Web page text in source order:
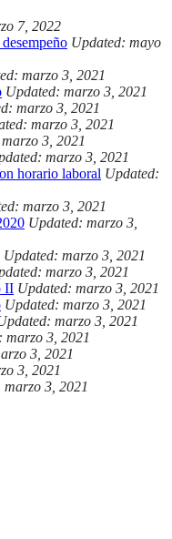
7, 2022
Updated: mayo
marzo 3, 2021
Updated: marzo 3, 2021
marzo 3, 2021
marzo 3, 2021
3, 2021
marzo 3, 2021
horario laboral Updated:
marzo 3, 2021
Updated: marzo 3,
Updated: marzo 3, 2021
marzo 3, 2021
II Updated: marzo 3, 2021
Updated: marzo 3, 2021
marzo 3, 2021
marzo 3, 2021
3, 2021
3, 2021
3, 2021